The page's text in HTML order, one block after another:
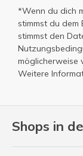
Shops in
*Wenn du dich
stimmst du dem
stimmst den
möglicherweise
Weitere